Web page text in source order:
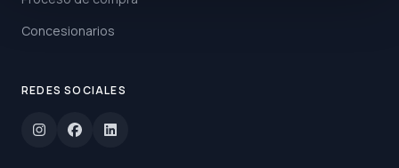
Concesionarios
REDES SOCIALES